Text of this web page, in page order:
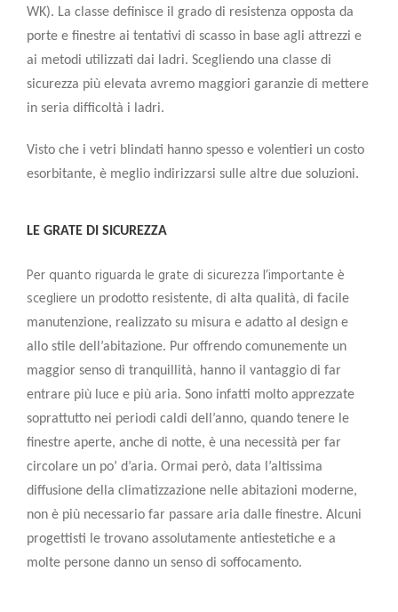
WK). La classe definisce il grado di resistenza opposta da
porte e finestre ai tentativi di scasso in base agli attrezzi e
ai metodi utilizzati dai ladri. Scegliendo una classe di
sicurezza più elevata avremo maggiori garanzie di mettere
in seria difficoltà i ladri.
Visto che i vetri blindati hanno spesso e volentieri un costo
esorbitante, è meglio indirizzarsi sulle altre due soluzioni.
LE GRATE DI SICUREZZA
Per quanto riguarda le grate di sicurezza l’importante è
scegliere un prodotto resistente, di alta qualità, di facile
manutenzione, realizzato su misura e adatto al design e
allo stile dell’abitazione. Pur offrendo comunemente un
maggior senso di tranquillità, hanno il vantaggio di far
entrare più luce e più aria. Sono infatti molto apprezzate
soprattutto nei periodi caldi dell’anno, quando tenere le
finestre aperte, anche di notte, è una necessità per far
circolare un po’ d’aria. Ormai però, data l’altissima
diffusione della climatizzazione nelle abitazioni moderne,
non è più necessario far passare aria dalle finestre. Alcuni
progettisti le trovano assolutamente antiestetiche e a
molte persone danno un senso di soffocamento.